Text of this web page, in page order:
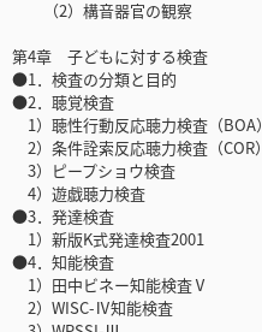
（2）構音器官の観察
第4章 子どもに対する検査
●1．検査の分類と目的
●2．聴覚検査
1）聴性行動反応聴力検査（BOA）
2）条件詮索反応聴力検査（COR）
3）ピープショウ検査
4）遊戯聴力検査
●3．発達検査
1）新版K式発達検査2001
●4．知能検査
1）田中ビネー知能検査Ⅴ
2）WISC-Ⅳ知能検査